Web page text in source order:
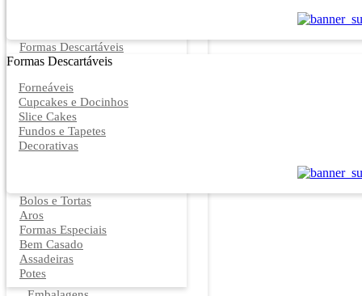
Formas Descartáveis
Formas Descartáveis
Forneáveis
Cupcakes e Docinhos
Slice Cakes
Fundos e Tapetes
Decorativas
Bolos e Tortas
Aros
Formas Especiais
Bem Casado
Assadeiras
Potes